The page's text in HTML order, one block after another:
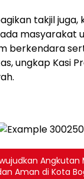
takjil juga,
masyarakat
berkendara
ungkap Kasi
Angkutan
Aman di Kota